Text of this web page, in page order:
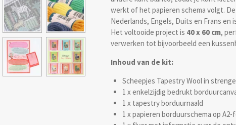
werkt of het papieren schema volgt.
Nederlands, Engels, Duits en Frans en
Het voltooide project is 40 x 60 cm,
verwerken tot bijvoorbeeld een
Inhoud van de kit:
Scheepjes Tapestry Wool in
1 x enkelzijdig bedrukt
1 x tapestry borduurnaald
1 x papieren borduurschema op A2-